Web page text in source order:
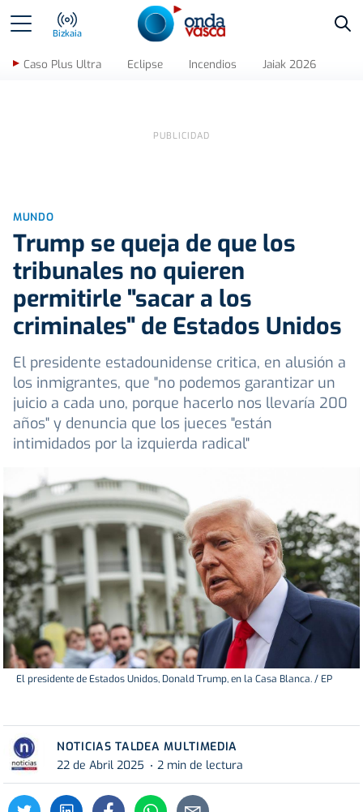
Bizkaia
Caso Plus Ultra Eclipse Incendios Jaiak 2026
MUNDO
Trump se queja de que los
tribunales no quieren
permitirle "sacar a los
criminales" de Estados Unidos
El presidente estadounidense critica, en alusión a
los inmigrantes, que "no podemos garantizar un
juicio a cada uno, porque hacerlo nos llevaría 200
años" y denuncia que los jueces "están
intimidados por la izquierda radical"
El presidente de Estados Unidos, Donald Trump, en la Casa Blanca. / EP
NOTICIAS TALDEA MULTIMEDIA
22 de Abril 2025
2 min de lectura